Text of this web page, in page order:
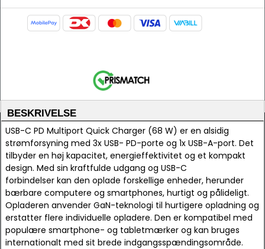
BESKRIVELSE
USB-C PD Multiport Quick Charger (68 W) er en alsidig
strømforsyning med 3x USB- PD-porte og 1x USB-A-port. Det
tilbyder en høj kapacitet, energieffektivitet og et kompakt
design. Med sin kraftfulde udgang og USB-C
forbindelser kan den oplade forskellige enheder, herunder
bærbare computere og smartphones, hurtigt og pålideligt.
Opladeren anvender GaN-teknologi til hurtigere opladning og
erstatter flere individuelle opladere. Den er kompatibel med
populære smartphone- og tabletmærker og kan bruges
internationalt med sit brede indgangsspændingsområde.